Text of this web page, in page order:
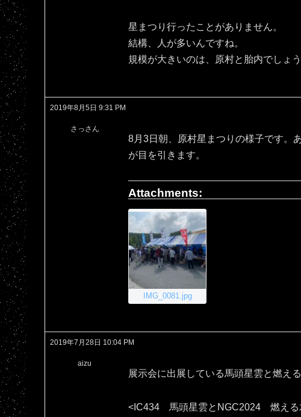
星まつり行ったことがありません。
結構、人が多いんですね。
規模が大きいのは、原村と胎内でしょ
2019年8月5日 9:31 PM
さっさん
8月3日朝、原村星まつりの様子です。
が目を引きます。
Attachments:
IMG_0081.jpg
2019年7月28日 10:04 PM
aizu
展示会に出展している馬頭星雲と燃える
<IC434 馬頭星雲とNGC2024 燃える